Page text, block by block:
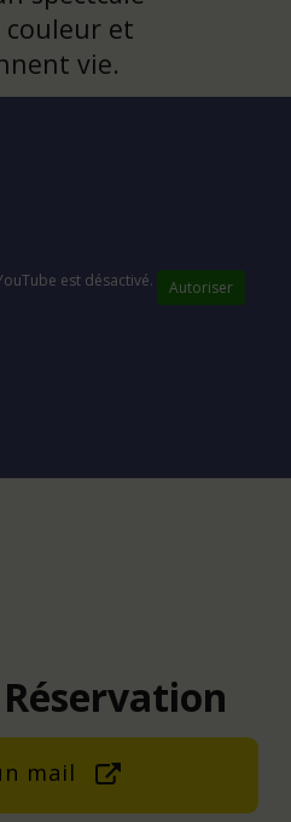
et
vie.
est désactivé. Autoriser
mail